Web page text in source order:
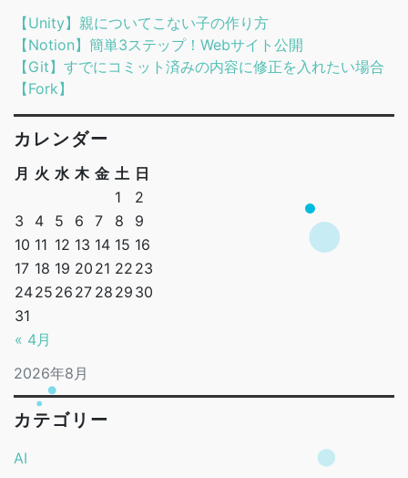
【Unity】親についてこない子の作り方
【Notion】簡単3ステップ！Webサイト公開
【Git】すでにコミット済みの内容に修正を入れたい場合
【Fork】
カレンダー
2026年8月
月 火 水 木 金 土 日
« 4月
1
2
3
4 5 6 7 8
9
10 11 12 13 14 15 16
17 18 19 20 21 22 23
2425 26 27 28 29 30
31
カテゴリー
AI